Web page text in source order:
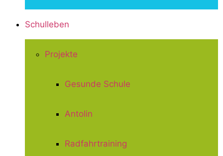
Schulleben
Projekte
Gesunde Schule
Antolin
Radfahrtraining